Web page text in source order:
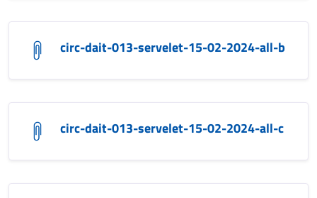
circ-dait-013-servelet-15-02-2024-all-b
circ-dait-013-servelet-15-02-2024-all-c